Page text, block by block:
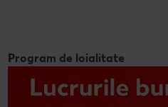
Program de loialitate